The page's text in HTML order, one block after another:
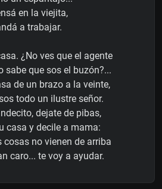
en la viejita,
a trabajar.
¿No ves que el agente
sabe que sos el buzón?...
de un brazo a la veinte,
todo un ilustre señor.
dejate de pibas,
casa y decile a mama:
cosas no vienen de arriba
caro... te voy a ayudar.